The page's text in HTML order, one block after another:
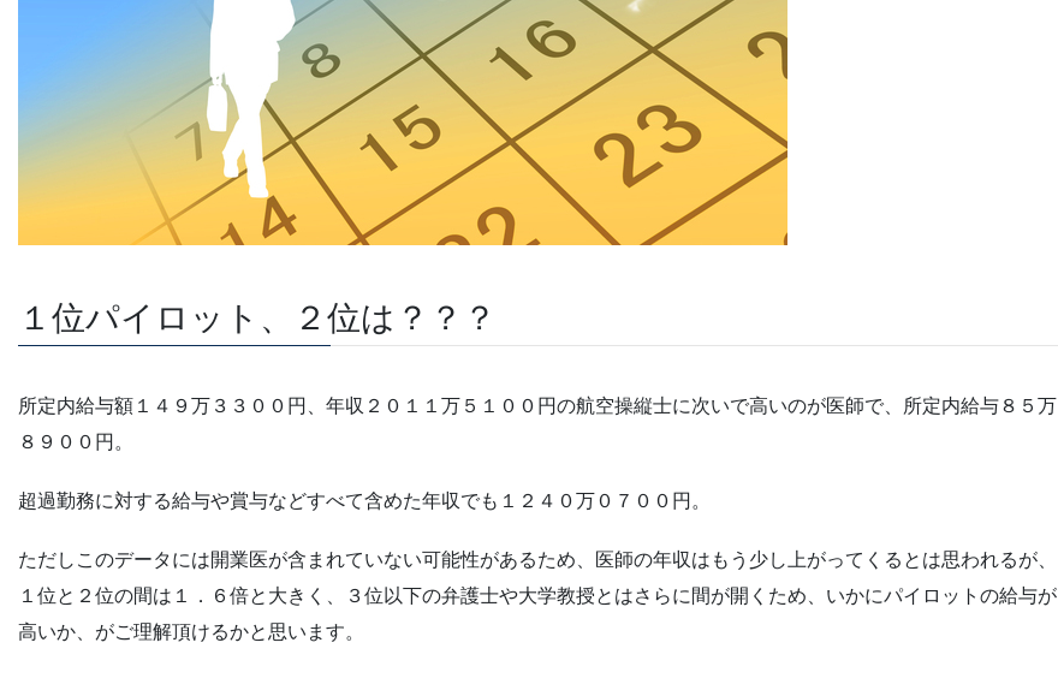
１位パイロット、２位は？？？
所定内給与額１４９万３３００円、年収２０１１万５１００円の航空操縦士に次いで高いのが医師で、所定内給与８５万
８９００円。
超過勤務に対する給与や賞与などすべて含めた年収でも１２４０万０７００円。
ただしこのデータには開業医が含まれていない可能性があるため、医師の年収はもう少し上がってくるとは思われるが、
１位と２位の間は１．６倍と大きく、３位以下の弁護士や大学教授とはさらに間が開くため、いかにパイロットの給与が
高いか、がご理解頂けるかと思います。